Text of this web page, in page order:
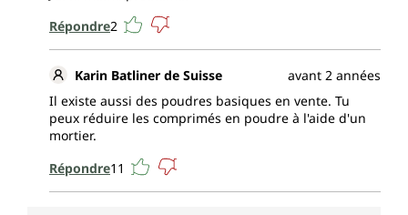
au métabolisme normal des
macronutriments
Le sélénium
contribue :
au fonctionnement normal du système
Répondre2
Karin Batliner de Suisse
avant 2 années
Il existe aussi des poudres basiques en vente. Tu
peux réduire les comprimés en poudre à l'aide d'un
mortier.
Répondre11